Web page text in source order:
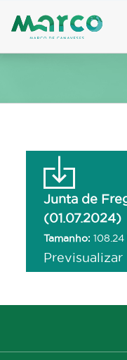
to
Junta de
(01.07.2024)
Tamanho: 108.24
Previsualizar